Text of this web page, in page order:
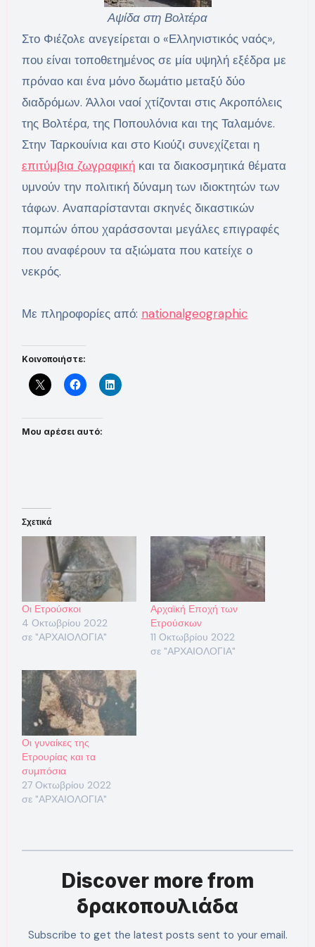
Αψίδα στη Βολτέρα
Στο Φιέζολε ανεγείρεται ο «Ελληνιστικός ναός»,
που είναι τοποθετημένος σε μία υψηλή εξέδρα με
πρόναο και ένα μόνο δωμάτιο μεταξύ δύο
διαδρόμων. Άλλοι ναοί χτίζονται στις Ακροπόλεις
της Βολτέρα, της Ποπουλόνια και της Ταλαμόνε.
Στην Ταρκουίνια και στο Κιούζι συνεχίζεται η
επιτύμβια ζωγραφικήκαι τα διακοσμητικά θέματα
υμνούν την πολιτική δύναμη των ιδιοκτητών των
τάφων. Αναπαρίστανται σκηνές δικαστικών
πομπών όπου χαράσσονται μεγάλες επιγραφές
που αναφέρουν τα αξιώματα που κατείχε ο
νεκρός.
Με πληροφορίες από: nationalgeographic
Κοινοποιήστε:
Μου αρέσει αυτό:
Σχετικά
Οι Ετρούσκοι
4 Οκτωβρίου 2022
σε "ΑΡΧΑΙΟΛΟΓΙΑ"
Αρχαϊκή Εποχή των
Ετρούσκων
11 Οκτωβρίου 2022
σε "ΑΡΧΑΙΟΛΟΓΙΑ"
Οι γυναίκες της
Ετρουρίας και τα
συμπόσια
27 Οκτωβρίου 2022
σε "ΑΡΧΑΙΟΛΟΓΙΑ"
Discover more from
δρακοπουλιάδα
Subscribe to get the latest posts sent to your email.